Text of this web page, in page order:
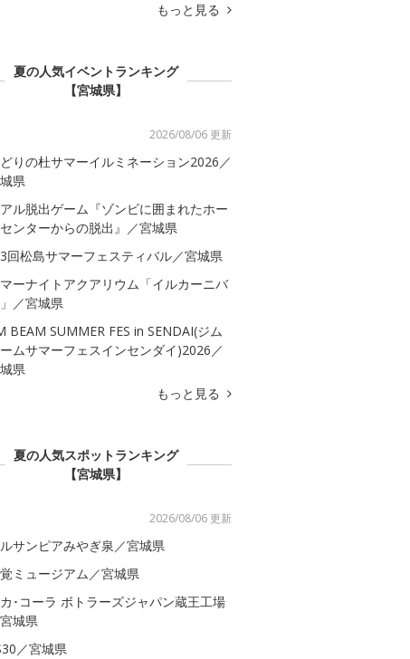
もっと見る
夏の人気イベントランキング
【宮城県】
2026/08/06 更新
りの杜サマーイルミネーション2026／
県
ル脱出ゲーム『ゾンビに囲まれたホー
ンターからの脱出』／宮城県
回松島サマーフェスティバル／宮城県
ーナイトアクアリウム「イルカーニバ
／宮城県
BEAM SUMMER FES in SENDAI(ジム
ムサマーフェスインセンダイ)2026／
県
もっと見る
夏の人気スポットランキング
【宮城県】
2026/08/06 更新
サンピアみやぎ泉／宮城県
ミュージアム／宮城県
･コーラ ボトラーズジャパン蔵王工場
城県
／宮城県